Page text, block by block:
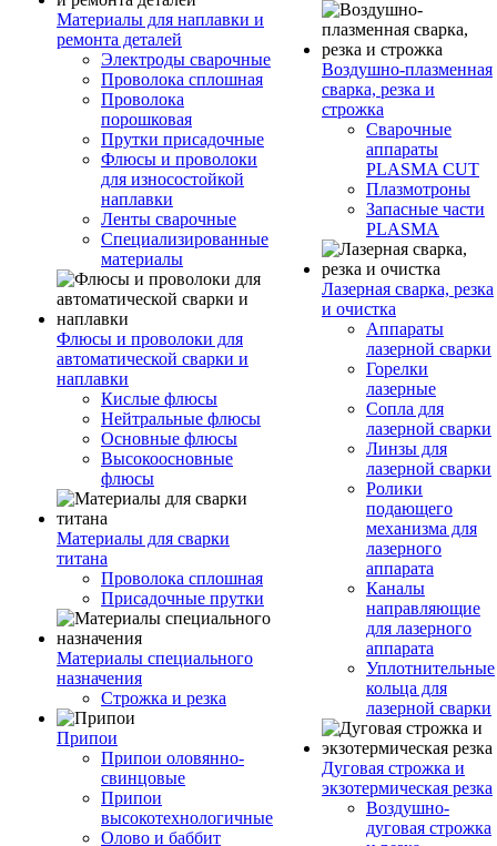
Материалы для наплавки и
ремонта деталей
Электроды сварочные
Проволока сплошная
Проволока
порошковая
Прутки присадочные
Флюсы и проволоки
для износостойкой
наплавки
Ленты сварочные
Специализированные
материалы
Флюсы и проволоки для
автоматической сварки и
наплавки
Кислые флюсы
Нейтральные флюсы
Основные флюсы
Высокоосновные
флюсы
Материалы для сварки
титана
Проволока сплошная
Присадочные прутки
Материалы специального
назначения
Строжка и резка
Припои
Припои оловянно-
свинцовые
Припои
высокотехнологичные
Олово и баббит
Воздушно-плазменная
сварка, резка и
строжка
Сварочные
аппараты
PLASMA CUT
Плазмотроны
Запасные части
PLASMA
Лазерная сварка, резка
и очистка
Аппараты
лазерной сварки
Горелки
лазерные
Сопла для
лазерной сварки
Линзы для
лазерной сварки
Ролики
подающего
механизма для
лазерного
аппарата
Каналы
направляющие
для лазерного
аппарата
Уплотнительные
кольца для
лазерной сварки
Дуговая строжка и
экзотермическая резка
Воздушно-
дуговая строжка